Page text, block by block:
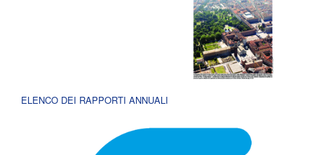
ELENCO DEI RAPPORTI ANNUALI